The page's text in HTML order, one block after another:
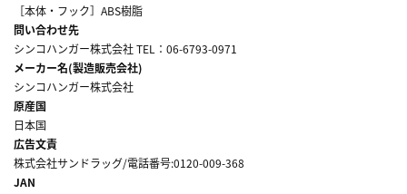
［本体・フック］ABS樹脂
問い合わせ先
シンコハンガー株式会社 TEL：06-6793-0971
メーカー名(製造販売会社)
シンコハンガー株式会社
原産国
日本国
広告文責
株式会社サンドラッグ/電話番号:0120-009-368
JAN